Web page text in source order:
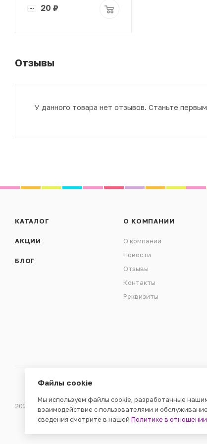
20 ₽
Отзывы
У данного товара нет отзывов. Станьте
КАТАЛОГ
АКЦИИ
БЛОГ
О КОМПАНИИ
О компании
Новости
Отзывы
Контакты
Реквизиты
2026 © ООО «ВЕНДГАМ» © 2000-2025
Файлы cookie
Мы используем файлы cookie, разработанные
взаимодействие с пользователями и
сведения смотрите в нашей Политике в